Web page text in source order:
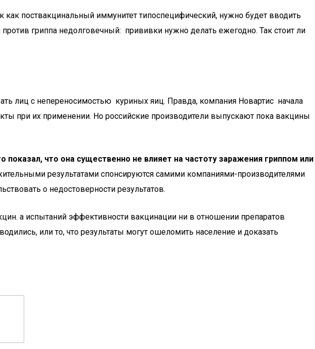
поствакцинальный иммунитет типоспецифический, нужно будет вводить
гриппа недолговечный: прививки нужно делать ежегодно. Так стоит ли
лиц с непереносимостью куриных яиц. Правда, компания Новартис начала
при их применении. Но российские производители выпускают пока вакцины
что она существенно не влияет на частоту заражения гриппом или
результатами спонсируются самими компаниями-производителями
о недостоверности результатов.
а испытаний эффективности вакцинации ни в отношении препаратов
или то, что результаты могут ошеломить население и доказать